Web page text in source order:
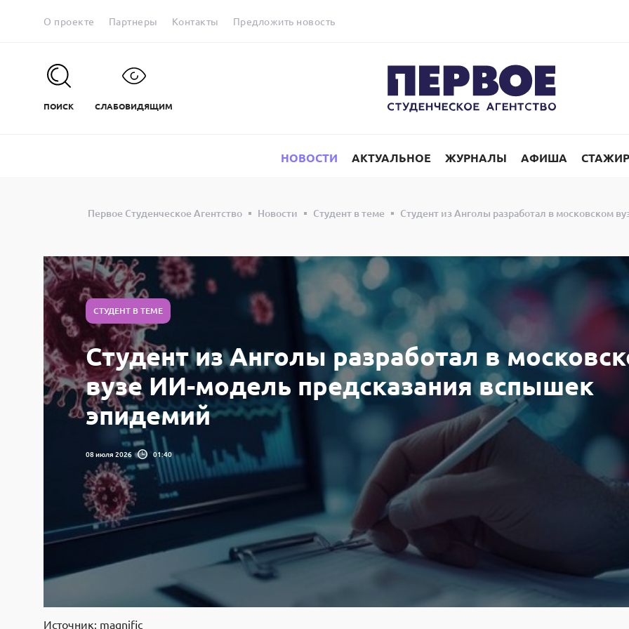
О проекте Партнеры Контакты Предложить новость
ПОИСК СЛАБОВИДЯЩИМ
НОВОСТИ АКТУАЛЬНОЕ ЖУРНАЛЫ АФИША
Первое Студенческое Агентство Новости Студент в теме Студент из Анголы разработал в московском
СТУДЕНТ В ТЕМЕ
Студент из Анголы разработал в
вузе ИИ-модель предсказания вспышек
эпидемий
08 июля 2026 01:40
Источник: magnific